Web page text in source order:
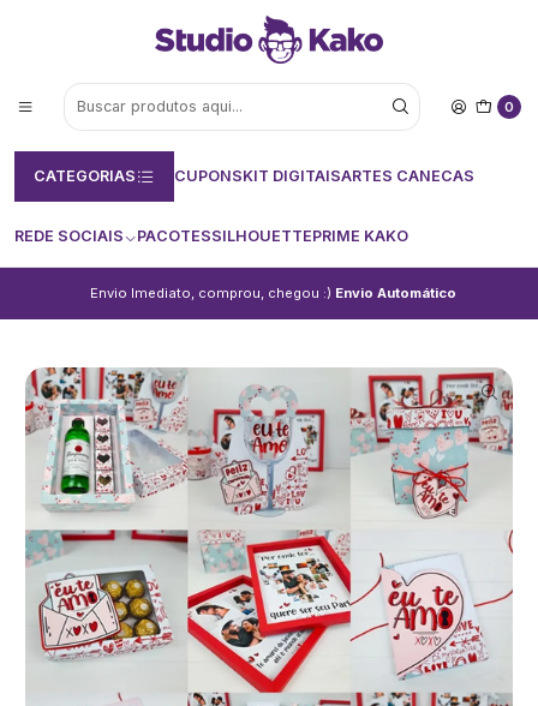
0
CATEGORIAS CUPONSKIT DIGITAISARTES CANECAS
REDE SOCIAIS PACOTESSILHOUETTEPRIME KAKO
Envio Imediato, comprou, chegou :) Envio Automático